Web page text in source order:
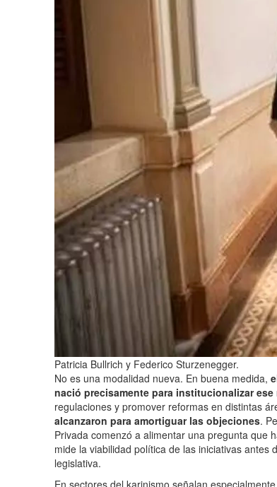
Patricia Bullrich y Federico Sturzenegger.
No es una modalidad nueva. En buena medida,
nació precisamente para institucionalizar ese
regulaciones y promover reformas en distintas
alcanzaron para amortiguar las objeciones.
Privada comenzó a alimentar una pregunta que
mide la viabilidad política de las iniciativas
legislativa.
En sectores del karinismo señalan